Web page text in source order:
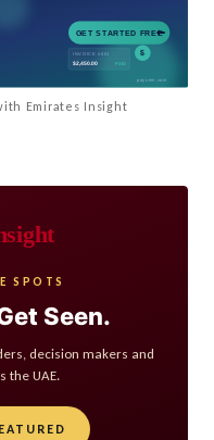
Emirates Insight
SPOTS
Seen.
decision makers and
the UAE.